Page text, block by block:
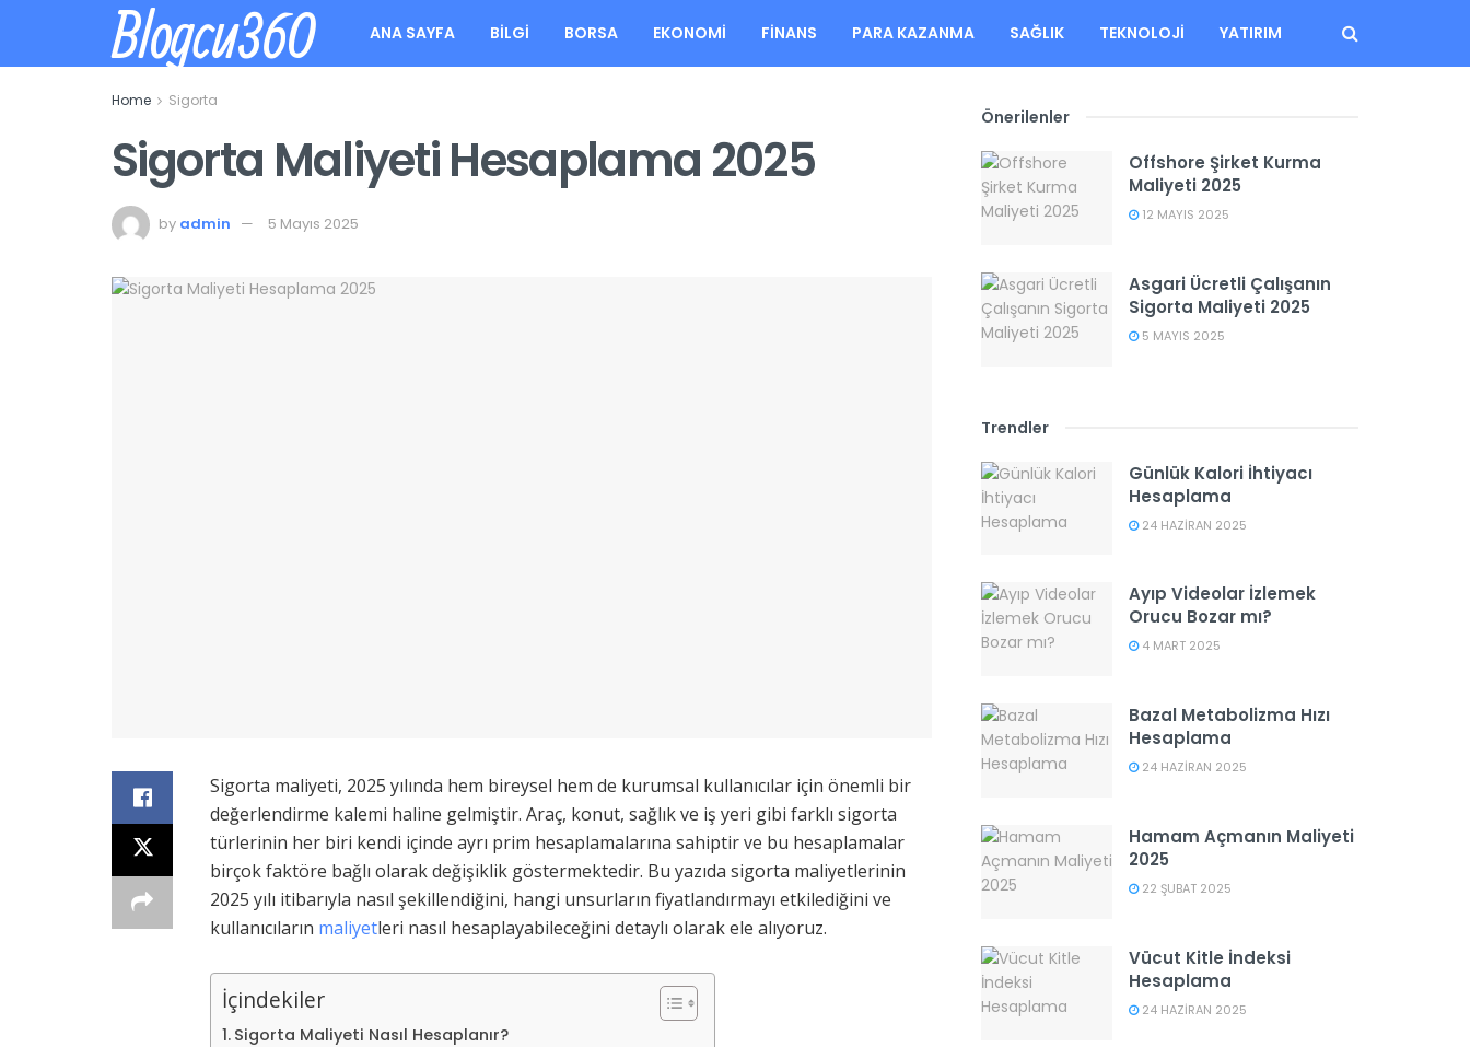
Blogcu360 ANA SAYFA BILGI BORSA EKONOMI FINANS PARA KAZANMA SAĞLIK TEKNOLOJI YATIRIM
Home Sigorta
Sigorta Maliyeti Hesaplama 2025
by admin 5 Mayıs 2025
Sigorta maliyeti, 2025 yılında hem bireysel hem de kurumsal kullanıcılar için önemli bir
değerlendirme kalemi haline gelmiştir. Araç, konut, sağlık ve iş yeri gibi farklı sigorta
türlerinin her biri kendi içinde ayrı prim hesaplamalarına sahiptir ve bu hesaplamalar
birçok faktöre bağlı olarak değişiklik göstermektedir. Bu yazıda sigorta maliyetlerinin
2025 yılı itibarıyla nasıl şekillendiğini, hangi unsurların fiyatlandırmayı etkilediğini ve
kullanıcıların maliyetleri nasıl hesaplayabileceğini detaylı olarak ele alıyoruz.
İçindekiler
Sigorta Maliyeti Nasıl Hesaplanır?
Önerilenler
Offshore Şirket Kurma
Maliyeti 2025
12 MAYIS 2025
Asgari Ücretli Çalışanın
Sigorta Maliyeti 2025
5 MAYIS 2025
Trendler
Günlük Kalori İhtiyacı
Hesaplama
24 HAZIRAN 2025
Ayıp Videolar İzlemek
Orucu Bozar mı?
4 MART 2025
Bazal Metabolizma Hızı
Hesaplama
24 HAZIRAN 2025
Hamam Açmanın Maliyeti
2025
22 ŞUBAT 2025
Vücut Kitle İndeksi
Hesaplama
24 HAZIRAN 2025